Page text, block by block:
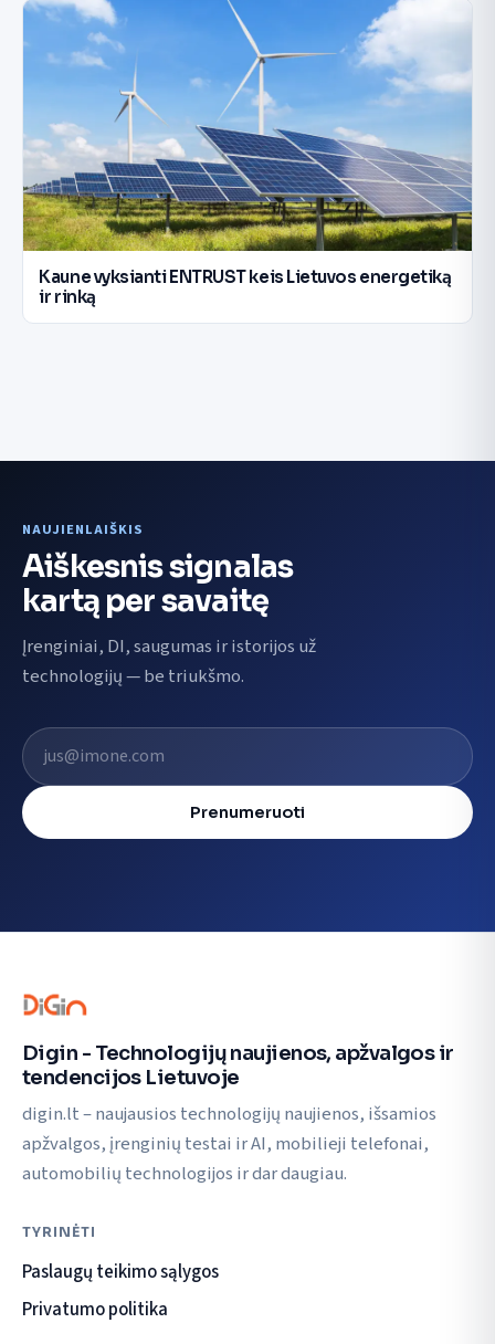
Kaune vyksianti ENTRUST keis Lietuvos energetiką
ir rinką
NAUJIENLAIŠKIS
Aiškesnis signalas
kartą per savaitę
Įrenginiai, DI, saugumas ir istorijos už
technologijų — be triukšmo.
El. pašto adresas
Prenumeruoti
Digin - Technologijų naujienos, apžvalgos ir
tendencijos Lietuvoje
digin.lt – naujausios technologijų naujienos, išsamios
apžvalgos, įrenginių testai ir AI, mobilieji telefonai,
automobilių technologijos ir dar daugiau.
TYRINĖTI
Paslaugų teikimo sąlygos
Privatumo politika